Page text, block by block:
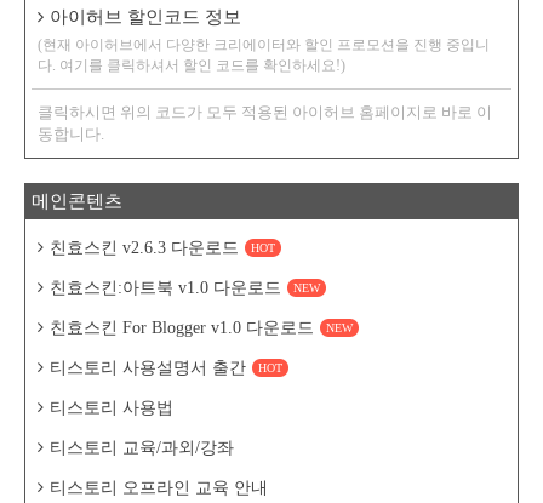
아이허브 할인코드 정보
(현재 아이허브에서 다양한 크리에이터와 할인 프로모션을 진행 중입니
다. 여기를 클릭하셔서 할인 코드를 확인하세요!)
클릭하시면 위의 코드가 모두 적용된 아이허브 홈페이지로 바로 이
동합니다.
메인콘텐츠
친효스킨 v2.6.3 다운로드 HOT
친효스킨:아트북 v1.0 다운로드 NEW
친효스킨 For Blogger v1.0 다운로드 NEW
티스토리 사용설명서 출간 HOT
티스토리 사용법
티스토리 교육/과외/강좌
티스토리 오프라인 교육 안내